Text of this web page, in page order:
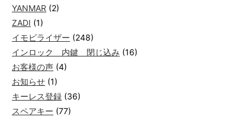
YANMAR (2)
ZADI (1)
イモビライザー (248)
インロック 内鍵 閉じ込み (16)
お客様の声 (4)
お知らせ (1)
キーレス登録 (36)
スペアキー (77)